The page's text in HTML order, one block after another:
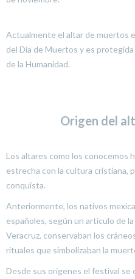
Actualmente el altar de muertos
del Día de Muertos y es
de la Humanidad.
Origen del
Los altares como los conocemos
estrecha con la cultura cristiana,
conquista.
Anteriormente, los nativos
españoles, según un artículo de
Veracruz, conservaban los
rituales que simbolizaban la
Desde sus orígenes el festival se